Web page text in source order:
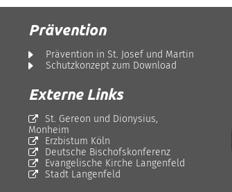
Prävention
Prävention in St. Josef und Martin
Schutzkonzept zum Download
Externe Links
St. Gereon und Dionysius,
Monheim
Erzbistum Köln
Deutsche Bischofskonferenz
Evangelische Kirche Langenfeld
Stadt Langenfeld